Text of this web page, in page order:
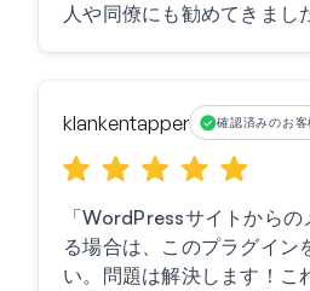
人や同僚にも勧めてきまし
klankentapper 確認済みのお客
「WordPressサイトから
る場合は、このプラグイン
い。問題は解決します！こ